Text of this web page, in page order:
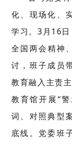
化、现场化、
学习。3月16
全国两会精神
讨，班子成员
教育融入主责
教育馆开展“
词、对照典型
底线。党委班